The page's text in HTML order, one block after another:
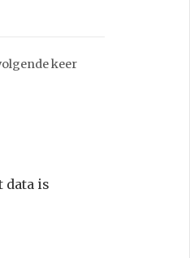
keer
data is